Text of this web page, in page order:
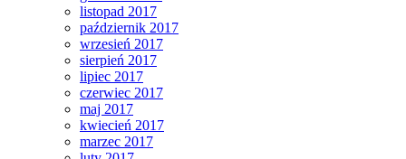
listopad 2017
październik 2017
wrzesień 2017
sierpień 2017
lipiec 2017
czerwiec 2017
maj 2017
kwiecień 2017
marzec 2017